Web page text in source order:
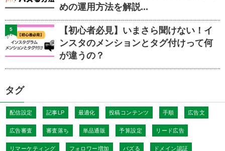
めの運用方法を解説...
【初心者必見】いまさら聞けない！イ
ンスタのメンションとタグ付けって何
が違うの？
5
タグ
配信設定 記事LP 最適化 投稿コンテンツ 手順 広告文
広告審査 審査落ち 単品通販 予算設定 リード広告
リマーケティング フォロワー増加 バズる ドメイン認証